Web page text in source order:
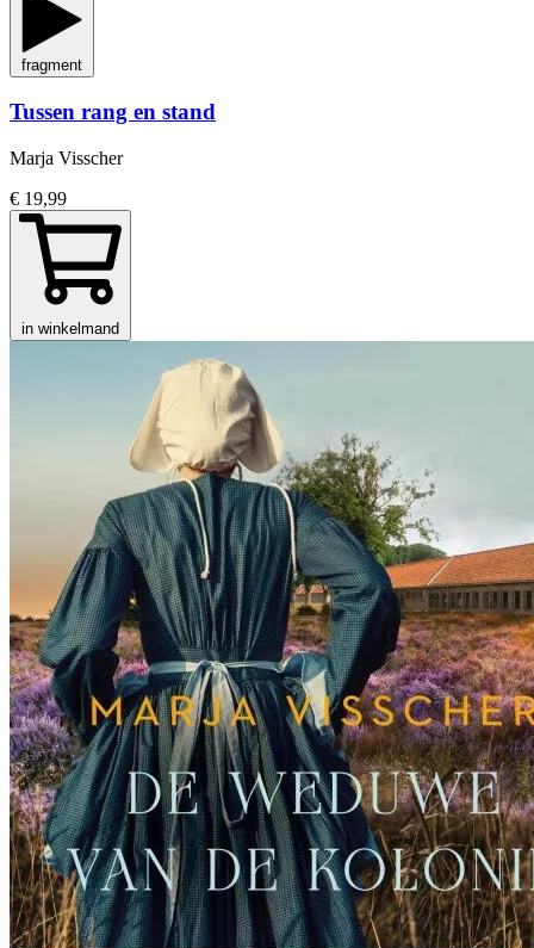
fragment
Tussen rang en stand
Marja Visscher
€ 19,99
in winkelmand